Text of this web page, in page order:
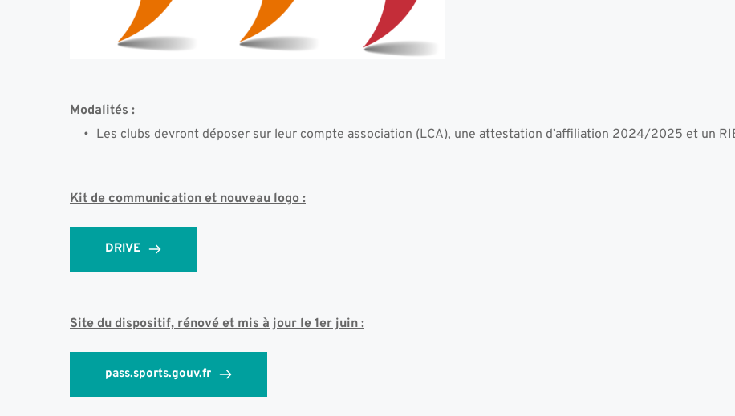
Modalités :
Les clubs devront déposer sur leur compte association (LCA), une attestation d’affiliation 2024/2025 et un
Kit de communication et nouveau logo :
DRIVE
Site du dispositif, rénové et mis à jour le 1er juin :
pass.sports.gouv.fr